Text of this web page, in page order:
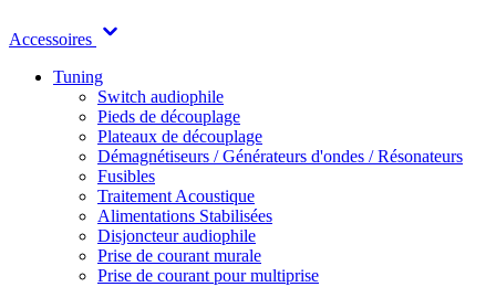
Accessoires
Tuning
Switch audiophile
Pieds de découplage
Plateaux de découplage
Démagnétiseurs / Générateurs d'ondes / Résonateurs
Fusibles
Traitement Acoustique
Alimentations Stabilisées
Disjoncteur audiophile
Prise de courant murale
Prise de courant pour multiprise